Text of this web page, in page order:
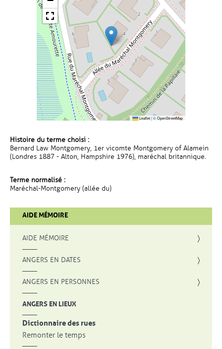
Leaflet|©OpenStreetMap
Histoire du terme choisi :
Bernard Law Montgomery, 1er vicomte Montgomery of Alamein
(Londres 1887 - Alton, Hampshire 1976), maréchal britannique.
Terme normalisé :
Maréchal-Montgomery (allée du)
AIDE MÉMOIRE
AIDE MÉMOIRE
ANGERS EN DATES
ANGERS EN PERSONNES
ANGERS EN LIEUX
Dictionnaire des rues
Remonter le temps